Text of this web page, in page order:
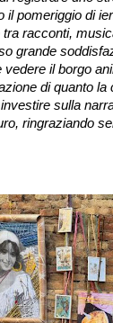
il pomeriggio di
racconti,
grande
vedere il borgo
di quanto
sulla
ringraziando